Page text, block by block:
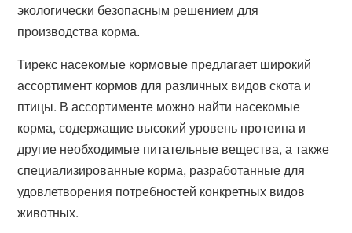
экологически безопасным решением для
производства корма.
Тирекс насекомые кормовые предлагает широкий
ассортимент кормов для различных видов скота и
птицы. В ассортименте можно найти насекомые
корма, содержащие высокий уровень протеина и
другие необходимые питательные вещества, а также
специализированные корма, разработанные для
удовлетворения потребностей конкретных видов
животных.